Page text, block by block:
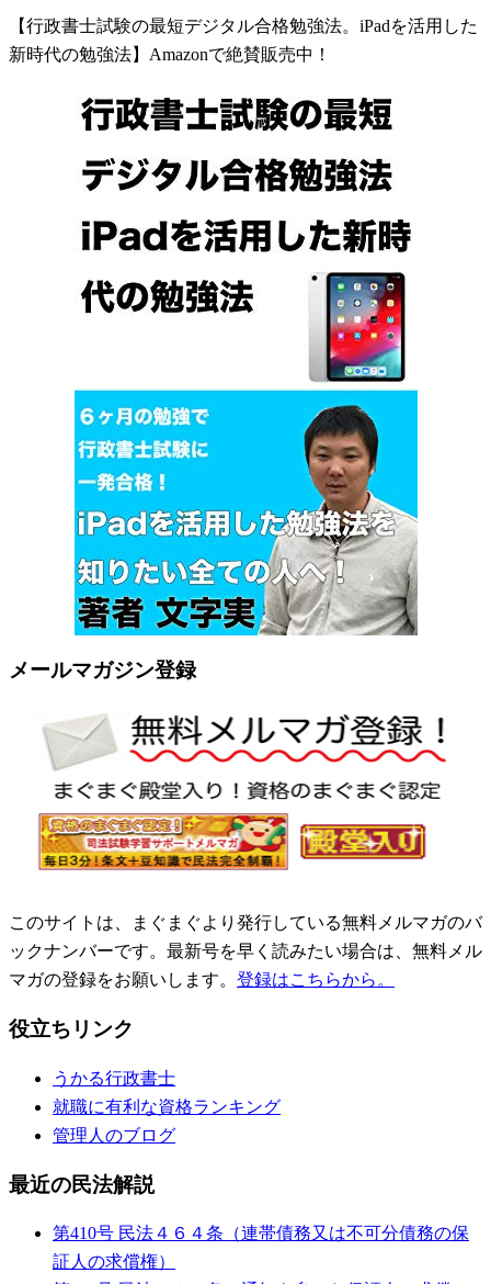
【行政書士試験の最短デジタル合格勉強法。iPadを活用した
新時代の勉強法】Amazonで絶賛販売中！
メールマガジン登録
このサイトは、まぐまぐより発行している無料メルマガのバ
ックナンバーです。最新号を早く読みたい場合は、無料メル
マガの登録をお願いします。 登録はこちらから。
役立ちリンク
うかる行政書士
就職に有利な資格ランキング
管理人のブログ
最近の民法解説
第410号 民法４６４条（連帯債務又は不可分債務の保
証人の求償権）